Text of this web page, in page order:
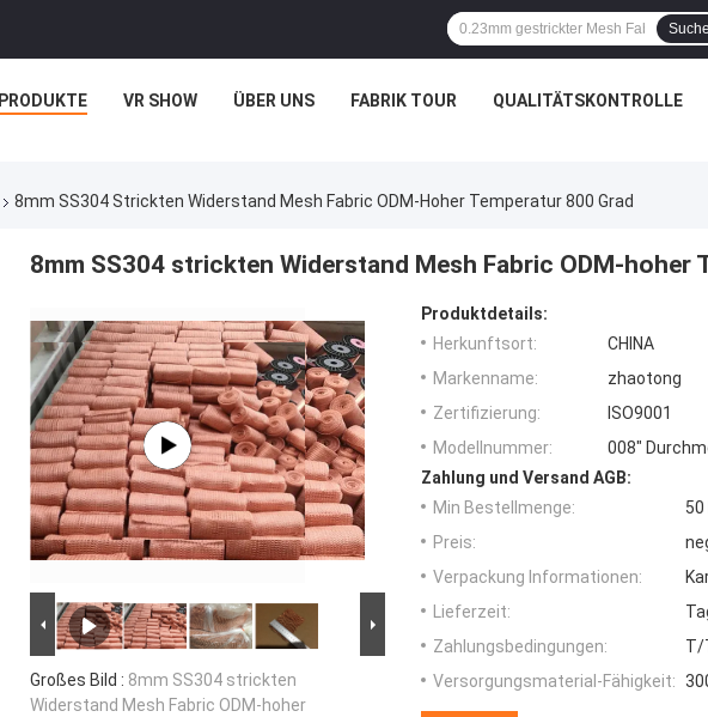
Suche
PRODUKTE VR SHOW ÜBER UNS FABRIK TOUR QUALITÄTSKONTROLLE
8mm SS304 Strickten Widerstand Mesh Fabric ODM-Hoher Temperatur 800 Grad
8mm SS304 strickten Widerstand Mesh Fabric ODM-hoher
Großes Bild : 8mm SS304 strickten
Widerstand Mesh Fabric ODM-hoher
Produktdetails:
Herkunftsort:
CHINA
Markenname:
zhaotong
Zertifizierung:
ISO9001
Modellnummer:
008"
Zahlung und Versand AGB:
Min Bestellmenge:
50
Preis:
Verpackung Informationen:
Lieferzeit:
Zahlungsbedingungen:
T/
Versorgungsmaterial-Fähigkeit: